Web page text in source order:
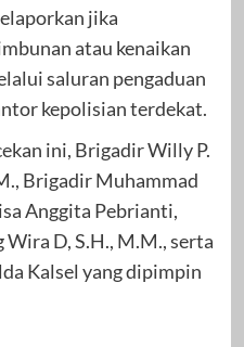
jika
atau kenaikan
saluran pengaduan
kepolisian terdekat.
ini, Brigadir Willy P.
Brigadir Muhammad
Anggita Pebrianti,
D, S.H., M.M., serta
Kalsel yang dipimpin